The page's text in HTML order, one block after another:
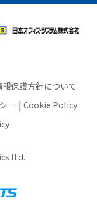
報保護方針について
ー
Cookie Policy
ltd.